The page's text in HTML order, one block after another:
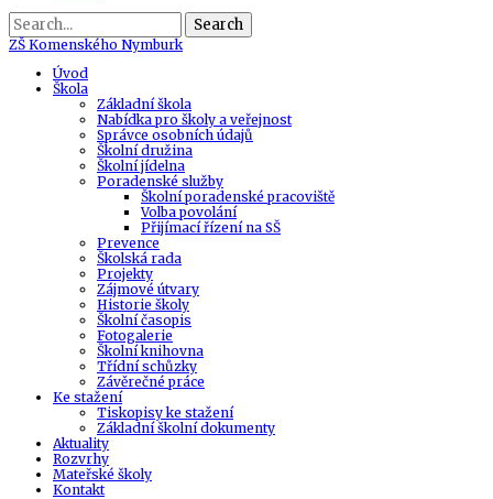
Search
ZŠ Komenského Nymburk
Úvod
Škola
Základní škola
Nabídka pro školy a veřejnost
Správce osobních údajů
Školní družina
Školní jídelna
Poradenské služby
Školní poradenské pracoviště
Volba povolání
Přijímací řízení na SŠ
Prevence
Školská rada
Projekty
Zájmové útvary
Historie školy
Školní časopis
Fotogalerie
Školní knihovna
Třídní schůzky
Závěrečné práce
Ke stažení
Tiskopisy ke stažení
Základní školní dokumenty
Aktuality
Rozvrhy
Mateřské školy
Kontakt